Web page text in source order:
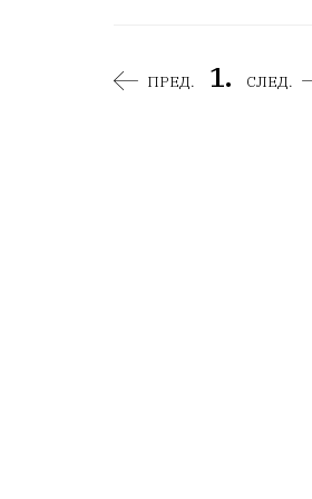
ПРЕД. 1. СЛЕД.